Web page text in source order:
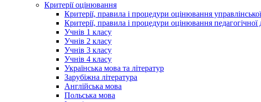
Критерії оцінювання
Критерії, правила і процедури оцінювання
Критерії, правила і процедури оцінювання педагогічної
Учнів 1 класу
Учнів 2 класу
Учнів 3 класу
Учнів 4 класу
Українська мова та літератур
Зарубіжна література
Англійська мова
Польська мова